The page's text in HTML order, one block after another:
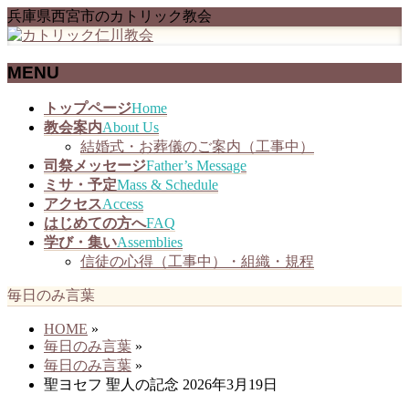
兵庫県西宮市のカトリック教会
MENU
トップページHome
教会案内About Us
結婚式・お葬儀のご案内（工事中）
司祭メッセージFather’s Message
ミサ・予定Mass & Schedule
アクセスAccess
はじめての方へFAQ
学び・集いAssemblies
信徒の心得（工事中）・組織・規程
毎日のみ言葉
HOME »
毎日のみ言葉 »
毎日のみ言葉 »
聖ヨセフ 聖人の記念 2026年3月19日